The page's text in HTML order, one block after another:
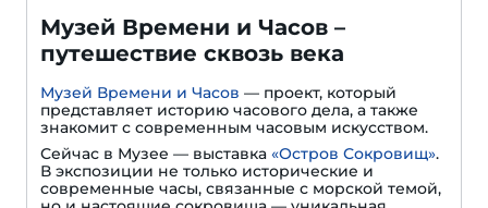
Музей Времени и Часов –
путешествие сквозь века
Музей Времени и Часов — проект, который
представляет историю часового дела, а также
знакомит с современным часовым искусством.
Сейчас в Музее — выставка «Остров Сокровищ».
В экспозиции не только исторические и
современные часы, связанные с морской темой,